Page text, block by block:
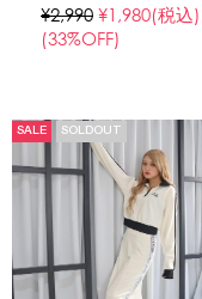
¥2,990 ¥1,980(税込)
(33%OFF)
SALE SOLDOUT